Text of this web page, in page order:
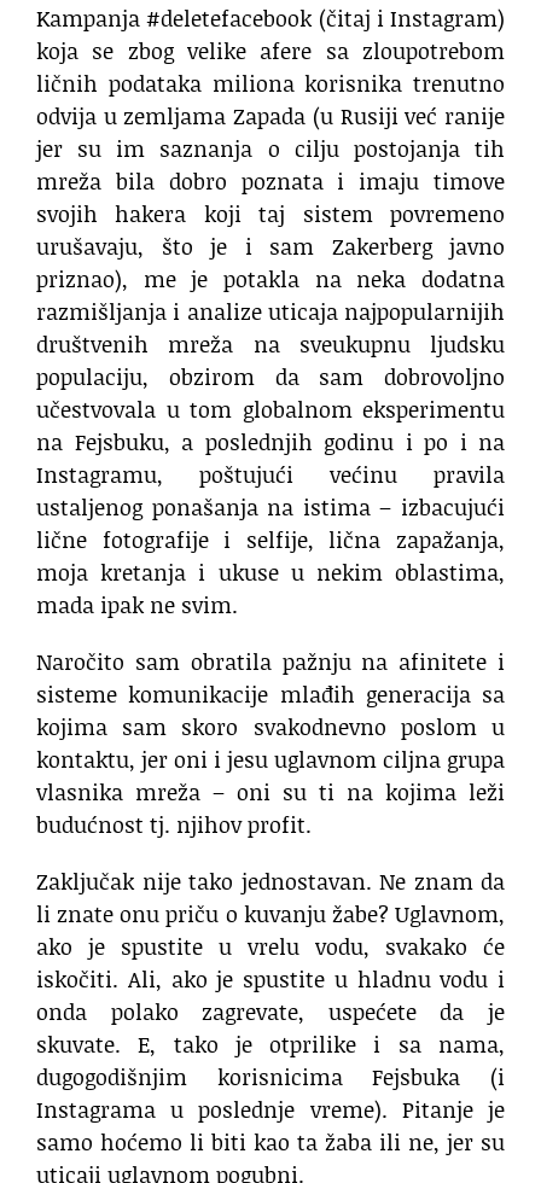
Kampanja #deletefacebook (čitaj i Instagram)
koja se zbog velike afere sa zloupotrebom
ličnih podataka miliona korisnika trenutno
odvija u zemljama Zapada (u Rusiji već ranije
jer su im saznanja o cilju postojanja tih
mreža bila dobro poznata i imaju timove
svojih hakera koji taj sistem povremeno
urušavaju, što je i sam Zakerberg javno
priznao), me je potakla na neka dodatna
razmišljanja i analize uticaja najpopularnijih
društvenih mreža na sveukupnu ljudsku
populaciju, obzirom da sam dobrovoljno
učestvovala u tom globalnom eksperimentu
na Fejsbuku, a poslednjih godinu i po i na
Instagramu, poštujući većinu pravila
ustaljenog ponašanja na istima – izbacujući
lične fotografije i selfije, lična zapažanja,
moja kretanja i ukuse u nekim oblastima,
mada ipak ne svim.
Naročito sam obratila pažnju na afinitete i
sisteme komunikacije mlađih generacija sa
kojima sam skoro svakodnevno poslom u
kontaktu, jer oni i jesu uglavnom ciljna grupa
vlasnika mreža – oni su ti na kojima leži
budućnost tj. njihov profit.
Zaključak nije tako jednostavan. Ne znam da
li znate onu priču o kuvanju žabe? Uglavnom,
ako je spustite u vrelu vodu, svakako će
iskočiti. Ali, ako je spustite u hladnu vodu i
onda polako zagrevate, uspećete da je
skuvate. E, tako je otprilike i sa nama,
dugogodišnjim korisnicima Fejsbuka (i
Instagrama u poslednje vreme). Pitanje je
samo hoćemo li biti kao ta žaba ili ne, jer su
uticaji uglavnom pogubni.